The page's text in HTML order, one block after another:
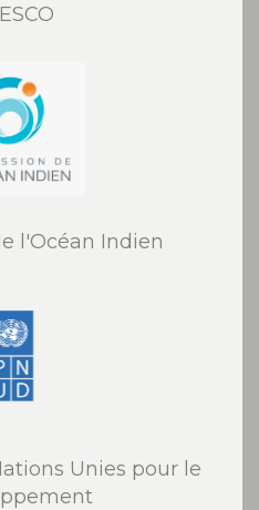
l'Océan Indien
Unies pour le